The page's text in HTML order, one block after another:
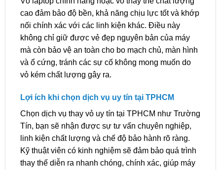
cao đảm bảo độ bền, khả năng chịu lực tốt và khớp
nối chính xác với các linh kiện khác. Điều này
không chỉ giữ được vẻ đẹp nguyên bản của máy
mà còn bảo vệ an toàn cho bo mạch chủ, màn hình
và ổ cứng, tránh các sự cố không mong muốn do
vỏ kém chất lượng gây ra.
Lợi ích khi chọn dịch vụ uy tín tại TPHCM
Chọn dịch vụ thay vỏ uy tín tại TPHCM như Trường
Tín, bạn sẽ nhận được sự tư vấn chuyên nghiệp,
linh kiện chất lượng và chế độ bảo hành rõ ràng.
Kỹ thuật viên có kinh nghiệm sẽ đảm bảo quá trình
thay thế diễn ra nhanh chóng, chính xác, giúp máy